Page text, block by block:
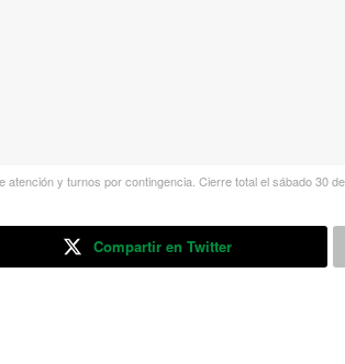
y turnos por contingencia. Cierre total el sábado 30
Compartir en Twitter